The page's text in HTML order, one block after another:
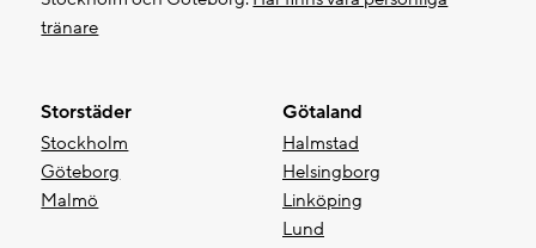
tränare
Storstäder
Stockholm
Göteborg
Malmö
Götaland
Halmstad
Helsingborg
Linköping
Lund